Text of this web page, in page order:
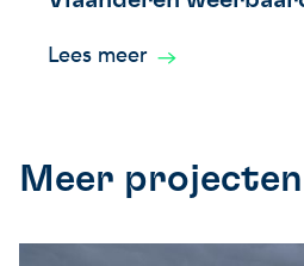
Lees meer
Meer projecten